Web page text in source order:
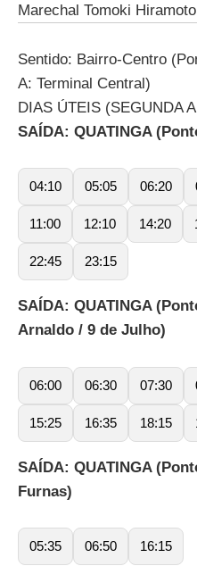
Marechal Tomoki
Sentido: Bairro-Centro
A: Terminal Central)
DIAS ÚTEIS (SEGUNDA
SAÍDA: QUATINGA
04:10 05:05 06:20
11:00 12:10 14:20
22:45 23:15
SAÍDA: QUATINGA
Arnaldo / 9 de Julho)
06:00 06:30 07:30
15:25 16:35 18:15
SAÍDA: QUATINGA
Furnas)
05:35 06:50 16:15